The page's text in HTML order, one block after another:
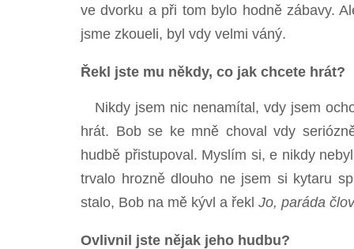
ve dvorku a při tom bylo hodně zábavy.
jsme zkoueli, byl vdy velmi váný.
Řekl jste mu někdy, co jak chcete hrát?
Nikdy jsem nic nenamítal, vdy jsem
hrát. Bob se ke mně choval vdy
hudbě přistupoval. Myslím si, e nikdy
trvalo hrozně dlouho ne jsem si kytaru
stalo, Bob na mě kývl a řekl Jo, paráda
Ovlivnil jste nějak jeho hudbu?